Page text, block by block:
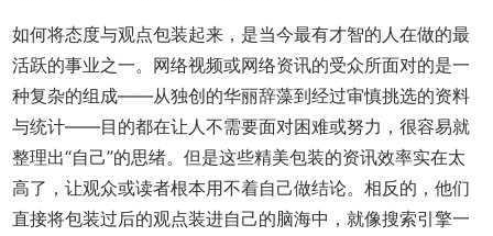
如何将态度与观点包装起来，是当今最有才智的人在做的最
活跃的事业之一。网络视频或网络资讯的受众所面对的是一
种复杂的组成——从独创的华丽辞藻到经过审慎挑选的资料
与统计——目的都在让人不需要面对困难或努力，很容易就
整理出“自己”的思绪。但是这些精美包装的资讯效率实在太
高了，让观众或读者根本用不着自己做结论。相反的，他们
直接将包装过后的观点装进自己的脑海中，就像搜索引擎一